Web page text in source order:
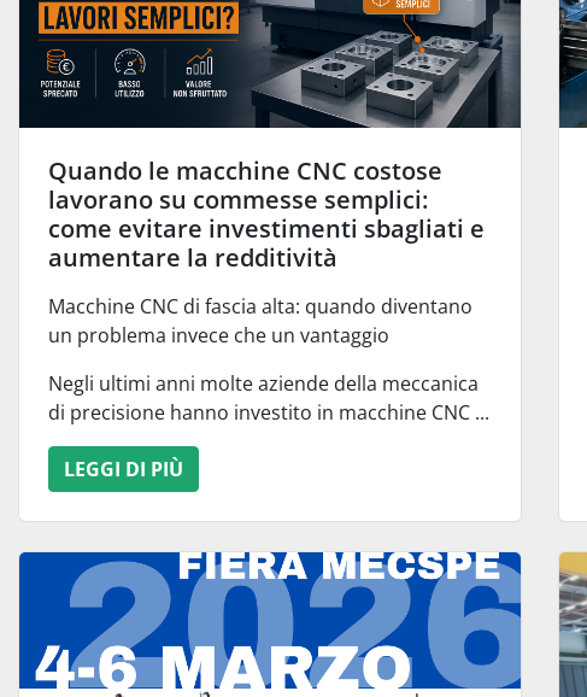
Quando le macchine CNC costose
lavorano su commesse semplici:
come evitare investimenti sbagliati e
aumentare la redditività
Macchine CNC di fascia alta: quando diventano
un problema invece che un vantaggio
Negli ultimi anni molte aziende della meccanica
di precisione hanno investito in macchine CNC ...
LEGGI DI PIÙ